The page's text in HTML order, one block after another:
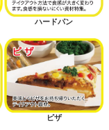
ハードパン
ピザ